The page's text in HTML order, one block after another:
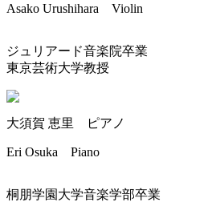
Asako Urushihara Violin
ジュリアード音楽院卒業
東京芸術大学教授
大須賀 恵里 ピアノ
Eri Osuka Piano
桐朋学園大学音楽学部卒業